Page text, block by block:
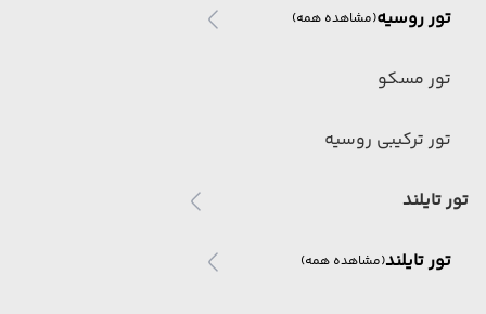
تور روسیه(مشاهده همه)
تور مسکو
تور ترکیبی روسیه
تور تایلند
تور تایلند(مشاهده همه)